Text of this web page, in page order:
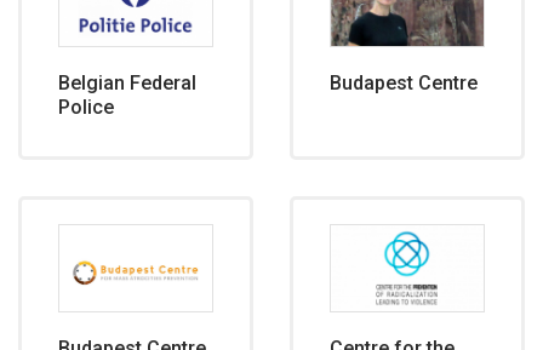
Belgian Federal
Police
Budapest Centre